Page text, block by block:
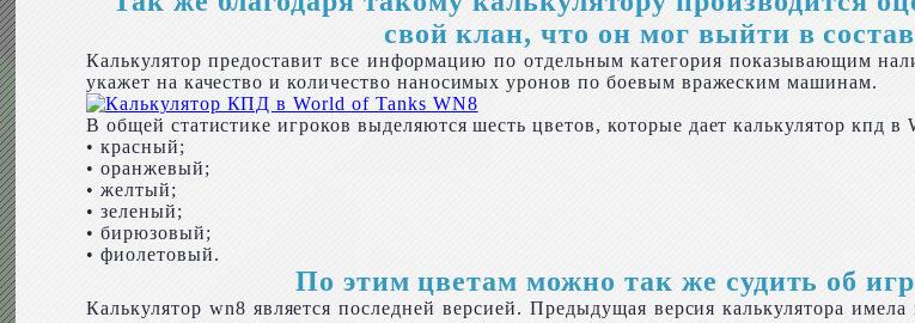
свой клан, что он мог выйти в
Калькулятор предоставит все информацию по отдельным категория показывающим
укажет на качество и количество наносимых уронов по боевым вражеским машинам.
В общей статистике игроков выделяются шесть цветов, которые дает калькулятор кпд в
• красный;
• оранжевый;
• желтый;
• зеленый;
• бирюзовый;
• фиолетовый.
По этим цветам можно так же судить об
Калькулятор wn8 является последней версией. Предыдущая версия калькулятора